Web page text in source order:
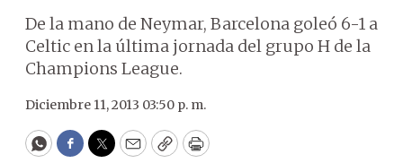
De la mano de Neymar, Barcelona goleó 6-1 a
Celtic en la última jornada del grupo H de la
Champions League.
Diciembre 11, 2013 03:50 p. m.
WhatsApp
Facebook
Twitter
EmailCopyPrint